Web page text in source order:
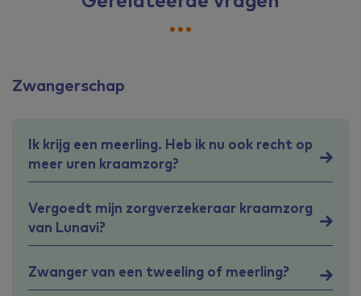
Zwangerschap
Ik krijg een meerling. Heb ik nu ook recht op
meer uren kraamzorg?
Vergoedt mijn zorgverzekeraar kraamzorg
van Lunavi?
Zwanger van een tweeling of meerling?